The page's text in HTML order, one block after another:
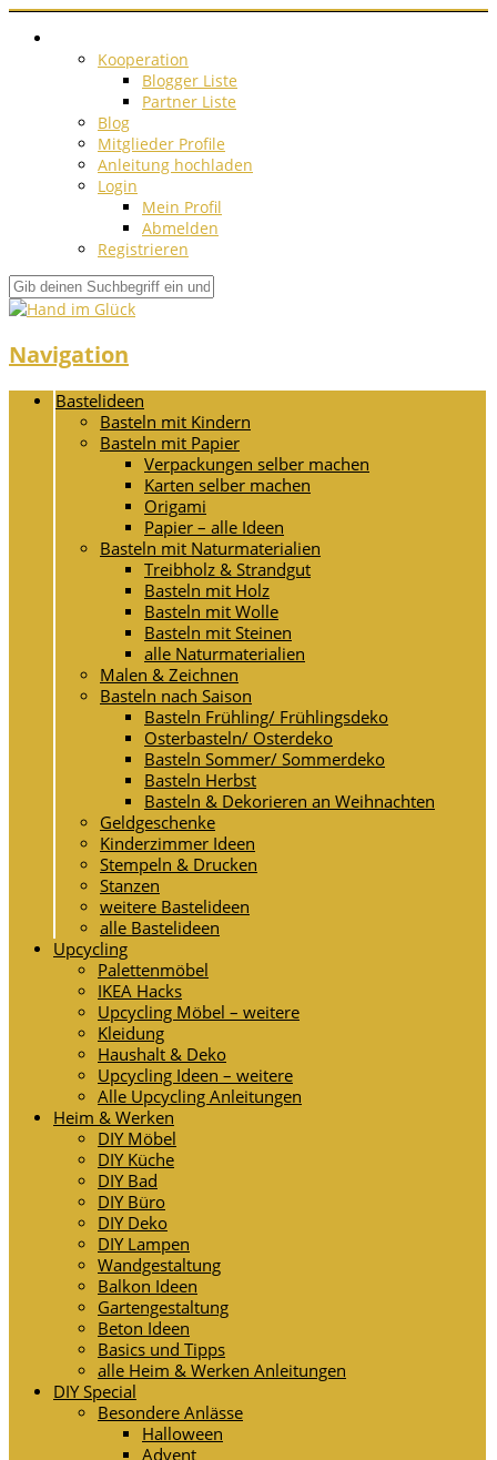
Kooperation
Blogger Liste
Partner Liste
Blog
Mitglieder Profile
Anleitung hochladen
Login
Mein Profil
Abmelden
Registrieren
Navigation
Bastelideen
Basteln mit Kindern
Basteln mit Papier
Verpackungen selber machen
Karten selber machen
Origami
Papier – alle Ideen
Basteln mit Naturmaterialien
Treibholz & Strandgut
Basteln mit Holz
Basteln mit Wolle
Basteln mit Steinen
alle Naturmaterialien
Malen & Zeichnen
Basteln nach Saison
Basteln Frühling/ Frühlingsdeko
Osterbasteln/ Osterdeko
Basteln Sommer/ Sommerdeko
Basteln Herbst
Basteln & Dekorieren an Weihnachten
Geldgeschenke
Kinderzimmer Ideen
Stempeln & Drucken
Stanzen
weitere Bastelideen
alle Bastelideen
Upcycling
Palettenmöbel
IKEA Hacks
Upcycling Möbel – weitere
Kleidung
Haushalt & Deko
Upcycling Ideen – weitere
Alle Upcycling Anleitungen
Heim & Werken
DIY Möbel
DIY Küche
DIY Bad
DIY Büro
DIY Deko
DIY Lampen
Wandgestaltung
Balkon Ideen
Gartengestaltung
Beton Ideen
Basics und Tipps
alle Heim & Werken Anleitungen
DIY Special
Besondere Anlässe
Halloween
Advent